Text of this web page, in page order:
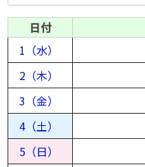
1（水）
2（木）
3（金）
4（土）
5（日）
日付